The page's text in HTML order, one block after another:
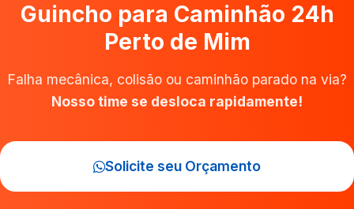
Guincho para Caminhão 24h
Perto de Mim
Falha mecânica, colisão ou caminhão parado na via?
Nosso time se desloca rapidamente!
Solicite seu Orçamento